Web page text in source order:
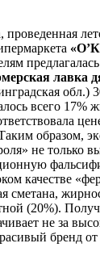
проведенная
лавка
обл.)
всего 17%
образом,
не только
качестве
сметана,
(20%).
не за
бренд